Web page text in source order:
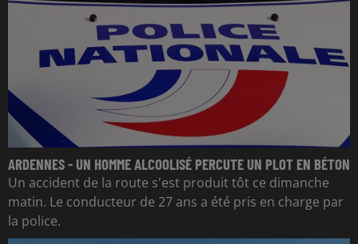
ARDENNES - UN HOMME ALCOOLISÉ PERCUTE UN PLOT EN BÉTON
Un accident de la route s'est produit tôt ce dimanche
matin. Le conducteur de 27 ans a été pris en charge par
la police.